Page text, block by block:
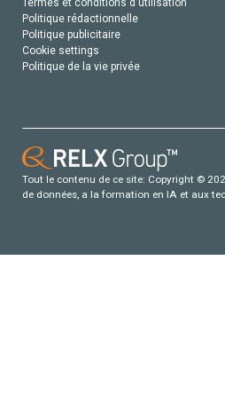
Termes et conditions d'utilisation
Politique rédactionnelle
Politique publicitaire
Cookie settings
Politique de la vie privée
Tout le contenu de ce site: Copyright ©
de données, a la formation en IA et aux